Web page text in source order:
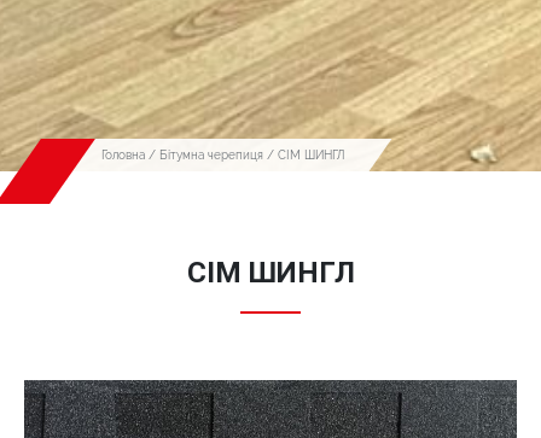
Головна / Бітумна черепиця / СІМ ШИНГЛ
СІМ ШИНГЛ